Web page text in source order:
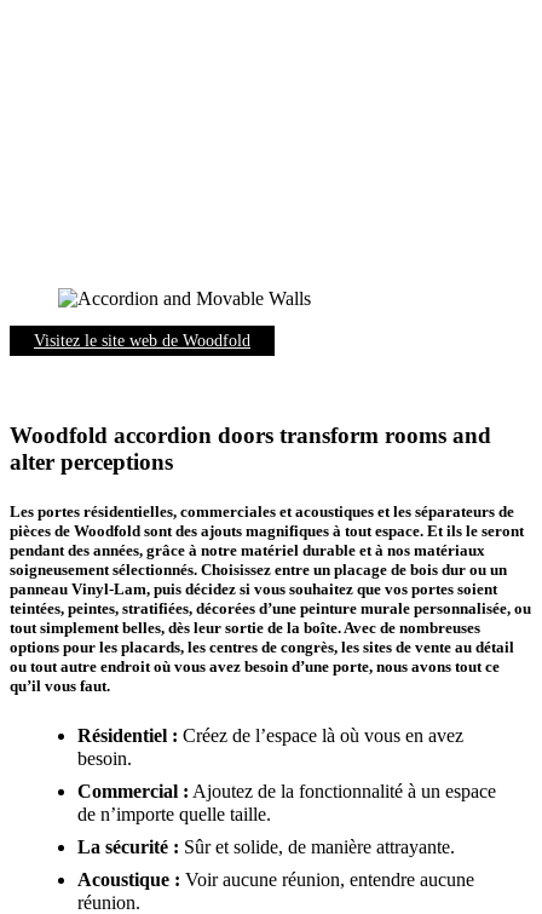
Visitez le site web de Woodfold
Woodfold accordion doors transform rooms and
alter perceptions
Les portes résidentielles, commerciales et acoustiques et les séparateurs de
pièces de Woodfold sont des ajouts magnifiques à tout espace. Et ils le seront
pendant des années, grâce à notre matériel durable et à nos matériaux
soigneusement sélectionnés. Choisissez entre un placage de bois dur ou un
panneau Vinyl-Lam, puis décidez si vous souhaitez que vos portes soient
teintées, peintes, stratifiées, décorées d’une peinture murale personnalisée, ou
tout simplement belles, dès leur sortie de la boîte. Avec de nombreuses
options pour les placards, les centres de congrès, les sites de vente au détail
ou tout autre endroit où vous avez besoin d’une porte, nous avons tout ce
qu’il vous faut.
Résidentiel : Créez de l’espace là où vous en avez
besoin.
Commercial : Ajoutez de la fonctionnalité à un espace
de n’importe quelle taille.
La sécurité : Sûr et solide, de manière attrayante.
Acoustique : Voir aucune réunion, entendre aucune
réunion.